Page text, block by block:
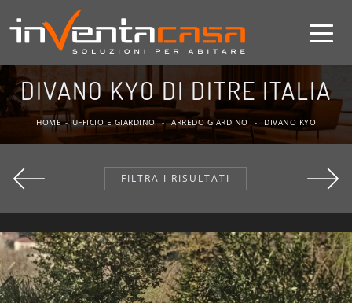
DIVANO KYO DI DITRE ITALIA
HOME - UFFICIO E GIARDINO - ARREDO GIARDINO - DIVANO KYO
FILTRA I RISULTATI